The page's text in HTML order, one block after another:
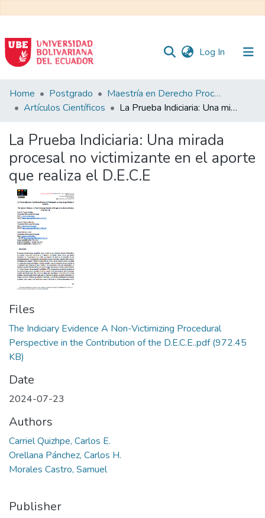
Log In (current)
Communities
&
All of DSpace
Statistics
Home Postgrado
Maestría en Derecho Procesal
Artículos Científicos
La Prueba Indiciaria: Una mirada procesal no victimizante en el aporte que realiza el D.E.C.E
La Prueba Indiciaria: Una mirada
procesal no victimizante en el aporte
que realiza el D.E.C.E
Files
The Indiciary Evidence A Non-Victimizing Procedural
Perspective in the Contribution of the D.E.C.E..pdf(972.45
KB)
Date
2024-07-23
Authors
Carriel Quizhpe, Carlos E.
Orellana Pánchez, Carlos H.
Morales Castro, Samuel
Publisher